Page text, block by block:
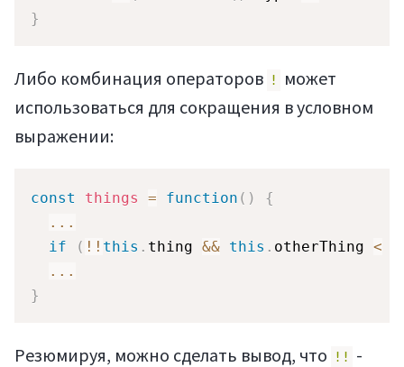
}
Либо комбинация операторов !
может
использоваться для сокращения в условном
выражении:
const things = function ( )
{
...
if
( ! ! this . thing && this . otherThing <
...
}
Резюмируя, можно сделать вывод, что !!
-